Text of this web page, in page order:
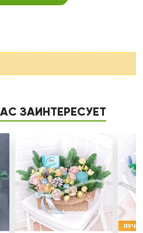
ЗАИНТЕРЕСУЕТ